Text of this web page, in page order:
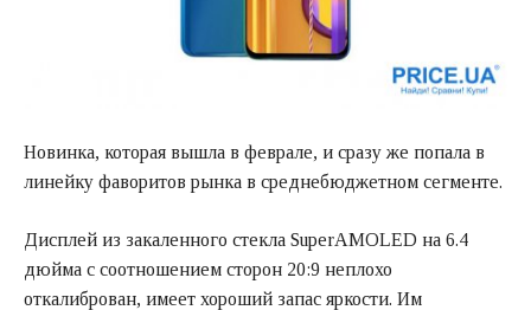
Новинка, которая вышла в феврале, и сразу же попала в
линейку фаворитов рынка в среднебюджетном сегменте.
Дисплей из закаленного стекла SuperAMOLED на 6.4
дюйма с соотношением сторон 20:9 неплохо
откалиброван, имеет хороший запас яркости. Им